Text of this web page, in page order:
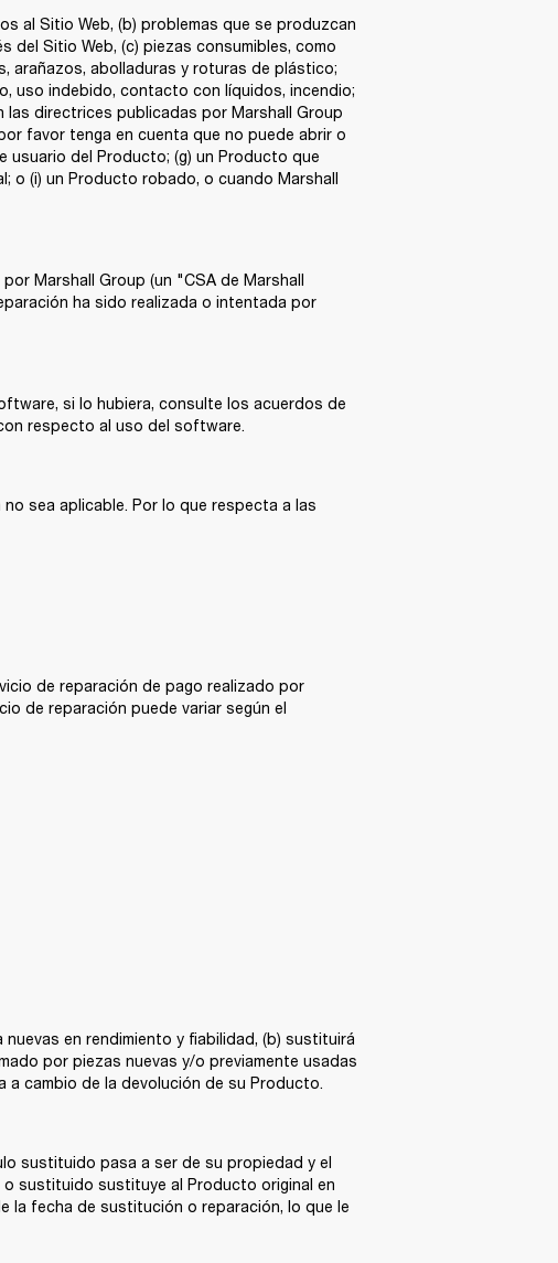
al Sitio Web, (b) problemas que se produzcan
del Sitio Web, (c) piezas consumibles, como
arañazos, abolladuras y roturas de plástico;
uso indebido, contacto con líquidos, incendio;
directrices publicadas por Marshall Group
favor tenga en cuenta que no puede abrir o
usuario del Producto; (g) un Producto que
o (i) un Producto robado, o cuando Marshall
Marshall Group (un "CSA de Marshall
ha sido realizada o intentada por
si lo hubiera, consulte los acuerdos de
respecto al uso del software.
sea aplicable. Por lo que respecta a las
de reparación de pago realizado por
de reparación puede variar según el
en rendimiento y fiabilidad, (b) sustituirá
por piezas nuevas y/o previamente usadas
a cambio de la devolución de su Producto.
sustituido pasa a ser de su propiedad y el
sustituido sustituye al Producto original en
la fecha de sustitución o reparación, lo que le